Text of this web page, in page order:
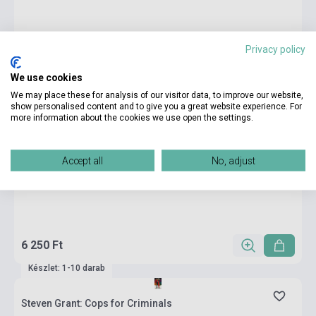
6 250 Ft
Készlet: 1-10 darab
Steven Grant: Cops for Criminals
Privacy policy
We use cookies
We may place these for analysis of our visitor data, to improve our website,
show personalised content and to give you a great website experience. For
more information about the cookies we use open the settings.
Accept all No, adjust